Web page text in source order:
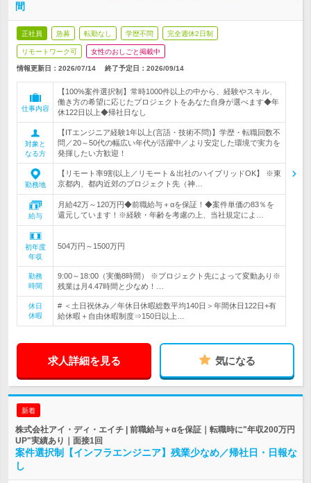
間
正社員 急募 転勤なし 学歴不問 完全週休2日制
リモートワーク可 女性のおしごと掲載中
情報更新日：2026/07/14 終了予定日： 2026/09/14
仕事内容
【100%案件選択制】常時1000件以上の中から、経験やスキル、
働き方の希望に応じたプロジェクトをあなた自身が選べます◆年
休122日以上◆帰社日なし
対象と
なる方
【ITエンジニア経験1年以上(言語・技術不問)】学歴・転職回数不
問／20～50代の幅広い年代が活躍中／より安定した環境で実力を
発揮したい方歓迎！
勤務地
【リモート率9割以上／リモート＆出社のハイブリッドOK】 ※東
京都内、都内近郊のプロジェクト先（神…
給与
月給42万～120万円◆前職給与＋αを保証！◆案件単価の83％を
還元しています！※経験・年齢を考慮の上、当社規定によ…
初年度
年収
504万円～1500万円
勤務
時間
9:00～18:00（実働8時間） ※プロジェクト先によって変動あり※
残業は月4.47時間と少なめ！…
休日
休暇
# ＜土日祝休み／年休日休暇総数平均140日＞年間休日122日+有
給休暇＋自由休暇制度⇒150日以上…
求人詳細を見る 気になる
新着
株式会社アイ・ディ・エイチ | 前職給与＋αを保証｜転職時に"年収200万円
UP"実績あり｜面接1回
案件選択制【インフラエンジニア】残業少なめ／帰社日・日報な
し